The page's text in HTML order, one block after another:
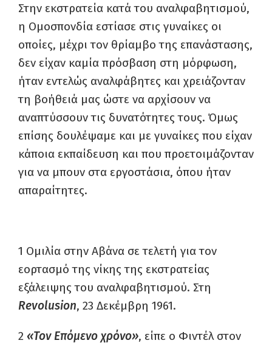
Στην εκστρατεία κατά του αναλφαβητισμού,
η Ομοσπονδία εστίασε στις γυναίκες οι
οποίες, μέχρι τον θρίαμβο της επανάστασης,
δεν είχαν καμία πρόσβαση στη μόρφωση,
ήταν εντελώς αναλφάβητες και χρειάζονταν
τη βοήθειά μας ώστε να αρχίσουν να
αναπτύσσουν τις δυνατότητες τους. Όμως
επίσης δουλέψαμε και με γυναίκες που είχαν
κάποια εκπαίδευση και που προετοιμάζονταν
για να μπουν στα εργοστάσια, όπου ήταν
απαραίτητες.
1 Ομιλία στην Αβάνα σε τελετή για τον
εορτασμό της νίκης της εκστρατείας
εξάλειψης του αναλφαβητισμού. Στη
Revolusion, 23 Δεκέμβρη 1961.
2 «Τον Επόμενο χρόνο», είπε ο Φιντέλ στον